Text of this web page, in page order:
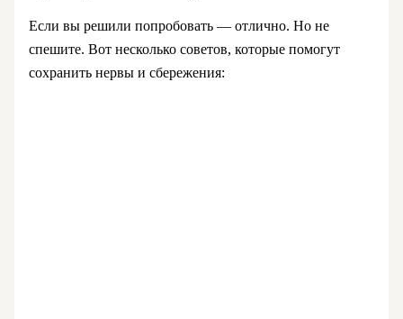
Если вы решили попробовать — отлично. Но не
спешите. Вот несколько советов, которые помогут
сохранить нервы и сбережения: